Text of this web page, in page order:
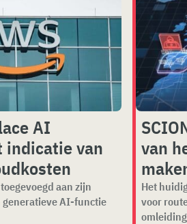
AI
van
aan zijn
generatieve AI-functie
van
Het
voor